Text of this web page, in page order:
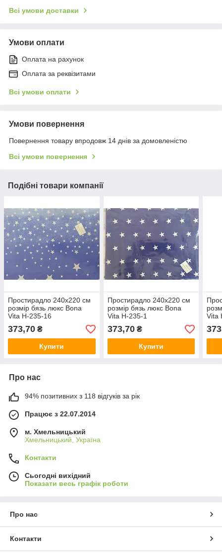
Всі умови доставки
Умови оплати
Оплата на рахунок
Оплата за реквізитами
Всі умови оплати
Умови повернення
Повернення товару впродовж 14 днів за домовленістю
Всі умови повернення
Подібні товари компанії
Простирадло 240х220 см
розмір бязь люкс Bona
Vita Н-235-16
373,70 ₴
Купити
Простирадло 240х220 см
розмір бязь люкс Bona
Vita Н-235-1
373,70₴
Купити
Vita
Про нас
94% позитивних з 118 відгуків за рік
Працює з 22.07.2014
м. Хмельницький
Хмельницький, Україна
Контакти
Сьогодні вихідний
Показати весь графік роботи
Про нас
Контакти